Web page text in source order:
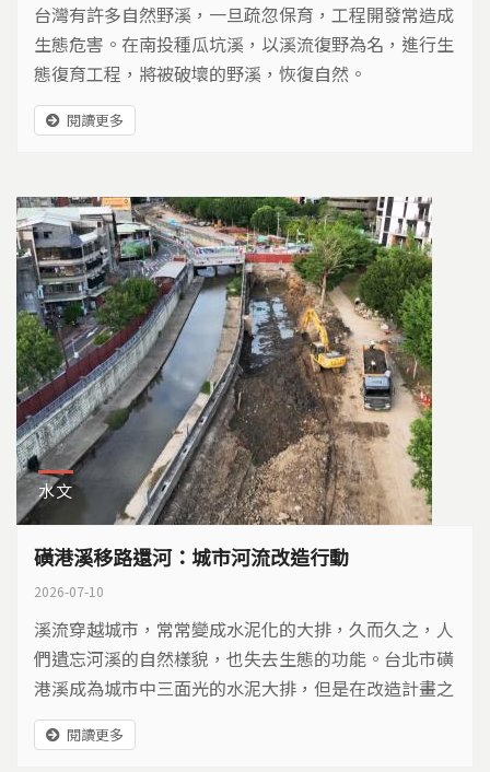
台灣有許多自然野溪，一旦疏忽保育，工程開發常造成
生態危害。在南投種瓜坑溪，以溪流復野為名，進行生
態復育工程，將被破壞的野溪，恢復自然。
閱讀更多
水文
磺港溪移路還河：城市河流改造行動
2026-07-10
溪流穿越城市，常常變成水泥化的大排，久而久之，人
們遺忘河溪的自然樣貌，也失去生態的功能。台北市磺
港溪成為城市中三面光的水泥大排，但是在改造計畫之
下，移路還河，呈現溪流的新風貌。
閱讀更多